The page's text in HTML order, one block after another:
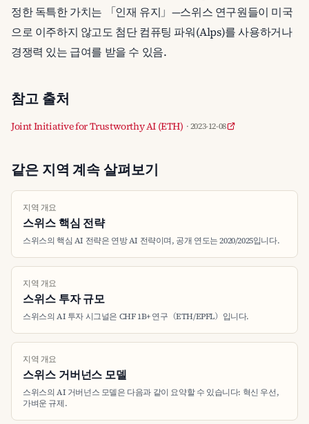
정한 독특한 가치는 「인재 유지」—스위스 연구원들이 미국
으로 이주하지 않고도 첨단 컴퓨팅 파워(Alps)를 사용하거나
경쟁력 있는 급여를 받을 수 있음.
참고 출처
Joint Initiative for Trustworthy AI (ETH) · 2023-12-08
같은 지역 계속 살펴보기
지역 개요
스위스 핵심 전략
스위스의 핵심 AI 전략은 연방 AI 전략이며, 공개 연도는 2020/2025입니다.
지역 개요
스위스 투자 규모
스위스의 AI 투자 시그널은 CHF 1B+ 연구（ETH/EPFL）입니다.
지역 개요
스위스 거버넌스 모델
스위스의 AI 거버넌스 모델은 다음과 같이 요약할 수 있습니다: 혁신 우선,
가벼운 규제.